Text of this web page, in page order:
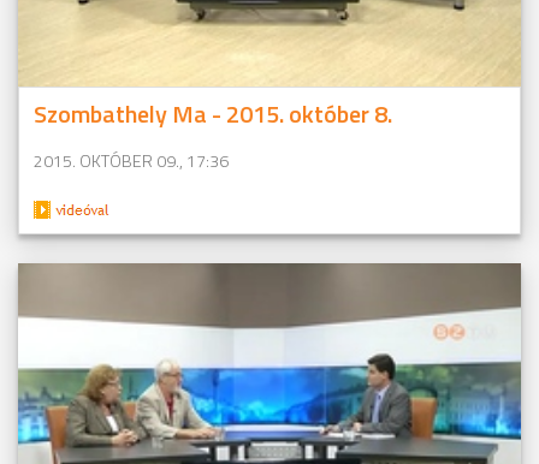
Szombathely Ma - 2015. október 8.
2015. OKTÓBER 09., 17:36